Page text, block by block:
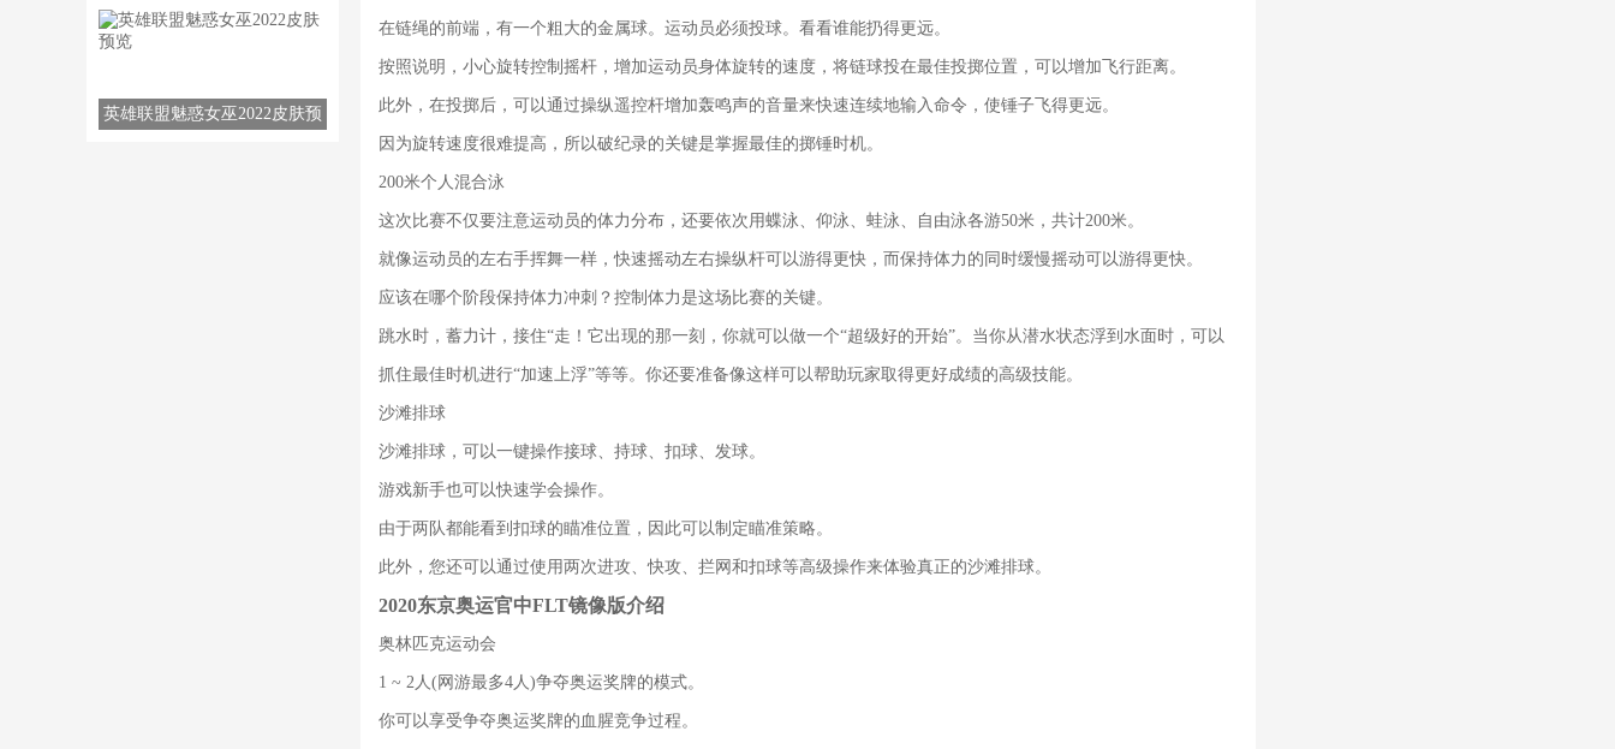
英雄联盟魅惑女巫2022皮肤预
在链绳的前端，有一个粗大的金属球。运动员必须投球。看看谁能扔得更远。
按照说明，小心旋转控制摇杆，增加运动员身体旋转的速度，将链球投在最佳投掷位置，可以增加飞行距离。
此外，在投掷后，可以通过操纵遥控杆增加轰鸣声的音量来快速连续地输入命令，使锤子飞得更远。
因为旋转速度很难提高，所以破纪录的关键是掌握最佳的掷锤时机。
200米个人混合泳
这次比赛不仅要注意运动员的体力分布，还要依次用蝶泳、仰泳、蛙泳、自由泳各游50米，共计200米。
就像运动员的左右手挥舞一样，快速摇动左右操纵杆可以游得更快，而保持体力的同时缓慢摇动可以游得更快。
应该在哪个阶段保持体力冲刺？控制体力是这场比赛的关键。
跳水时，蓄力计，接住“走！它出现的那一刻，你就可以做一个“超级好的开始”。当你从潜水状态浮到水面时，可以
抓住最佳时机进行“加速上浮”等等。你还要准备像这样可以帮助玩家取得更好成绩的高级技能。
沙滩排球
沙滩排球，可以一键操作接球、持球、扣球、发球。
游戏新手也可以快速学会操作。
由于两队都能看到扣球的瞄准位置，因此可以制定瞄准策略。
此外，您还可以通过使用两次进攻、快攻、拦网和扣球等高级操作来体验真正的沙滩排球。
2020东京奥运官中FLT镜像版介绍
奥林匹克运动会
1 ~ 2人(网游最多4人)争夺奥运奖牌的模式。
你可以享受争夺奥运奖牌的血腥竞争过程。